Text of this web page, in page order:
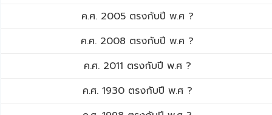
ค.ศ. 2005 ตรงกับปี พ.ศ ?
ค.ศ. 2008 ตรงกับปี พ.ศ ?
ค.ศ. 2011 ตรงกับปี พ.ศ ?
ค.ศ. 1930 ตรงกับปี พ.ศ ?